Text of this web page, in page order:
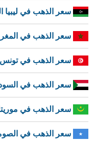
سعر الذهب في ليبيا
سعر الذهب في
سعر الذهب في تونس
سعر الذهب في
سعر الذهب في
سعر الذهب في